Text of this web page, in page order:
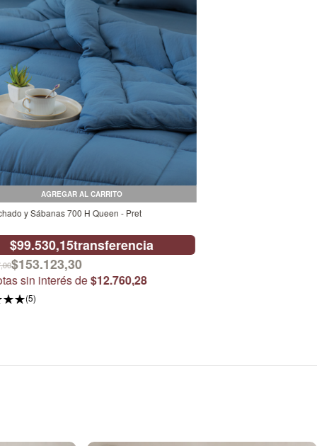
AGREGAR AL CARRITO
y Sábanas 700 H Queen - Pret
$99.530,15transferencia
$153.123,30
sin interés de$12.760,28
(5)